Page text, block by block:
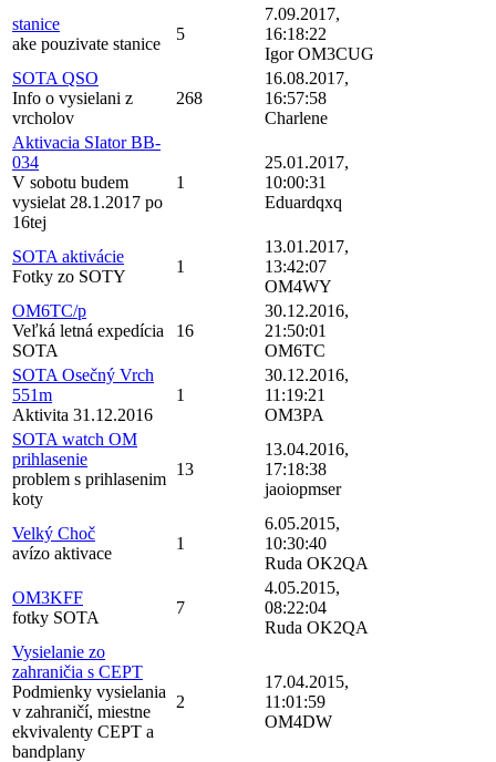
stanice
ake pouzivate stanice
5
7.09.2017,
16:18:22
Igor OM3CUG
SOTA QSO
Info o vysielani z
vrcholov
268
16.08.2017,
16:57:58
Charlene
Aktivacia SIator BB-
034
V sobotu budem
vysielat 28.1.2017 po
16tej
1
25.01.2017,
10:00:31
Eduardqxq
SOTA aktivácie
Fotky zo SOTY
1
13.01.2017,
13:42:07
OM4WY
OM6TC/p
Veľká letná expedícia
SOTA
16
30.12.2016,
21:50:01
OM6TC
SOTA Osečný Vrch
551m
Aktivita 31.12.2016
1
30.12.2016,
11:19:21
OM3PA
SOTA watch OM
prihlasenie
problem s prihlasenim
koty
13
13.04.2016,
17:18:38
jaoiopmser
Velký Choč
avízo aktivace
1
6.05.2015,
10:30:40
Ruda OK2QA
OM3KFF
fotky SOTA
7
4.05.2015,
08:22:04
Ruda OK2QA
Vysielanie zo
zahraničia s CEPT
Podmienky vysielania
v zahraničí, miestne
ekvivalenty CEPT a
bandplany
2
17.04.2015,
11:01:59
OM4DW